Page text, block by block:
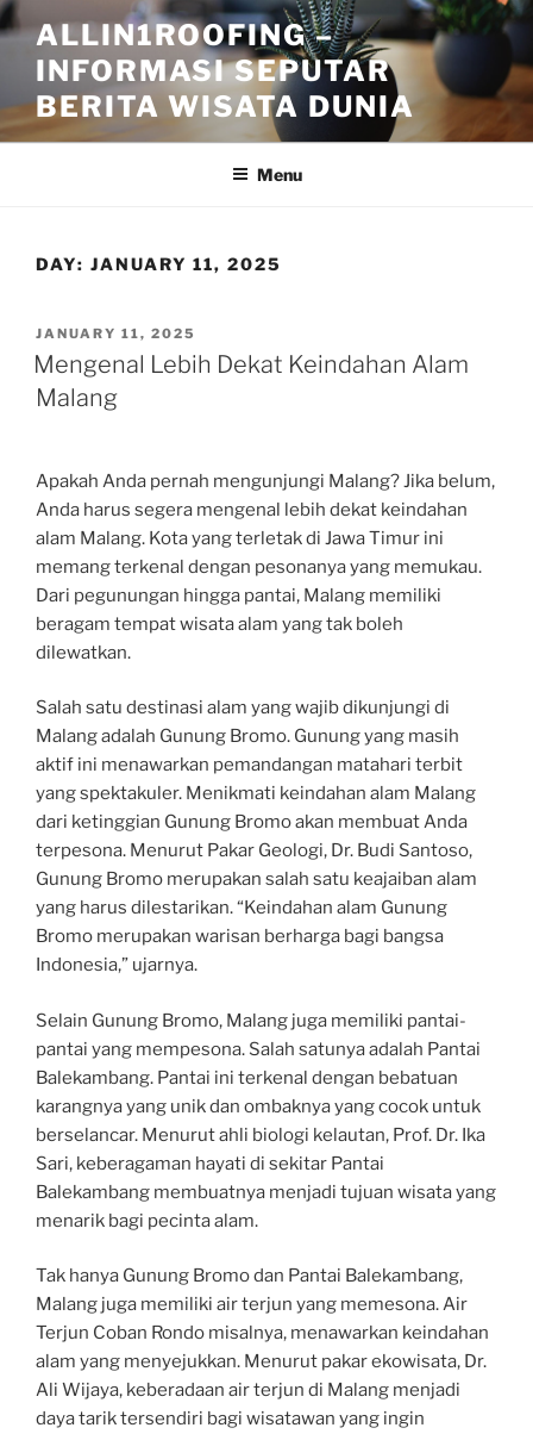
Skip
to
content
ALLIN1ROOFING –
INFORMASI SEPUTAR
BERITA WISATA DUNIA
Menu
DAY: JANUARY 11, 2025
POSTED
ON
JANUARY 11, 2025
Mengenal Lebih Dekat Keindahan Alam
Malang
Apakah Anda pernah mengunjungi Malang? Jika belum,
Anda harus segera mengenal lebih dekat keindahan
alam Malang. Kota yang terletak di Jawa Timur ini
memang terkenal dengan pesonanya yang memukau.
Dari pegunungan hingga pantai, Malang memiliki
beragam tempat wisata alam yang tak boleh
dilewatkan.
Salah satu destinasi alam yang wajib dikunjungi di
Malang adalah Gunung Bromo. Gunung yang masih
aktif ini menawarkan pemandangan matahari terbit
yang spektakuler. Menikmati keindahan alam Malang
dari ketinggian Gunung Bromo akan membuat Anda
terpesona. Menurut Pakar Geologi, Dr. Budi Santoso,
Gunung Bromo merupakan salah satu keajaiban alam
yang harus dilestarikan. “Keindahan alam Gunung
Bromo merupakan warisan berharga bagi bangsa
Indonesia,” ujarnya.
Selain Gunung Bromo, Malang juga memiliki pantai-
pantai yang mempesona. Salah satunya adalah Pantai
Balekambang. Pantai ini terkenal dengan bebatuan
karangnya yang unik dan ombaknya yang cocok untuk
berselancar. Menurut ahli biologi kelautan, Prof. Dr. Ika
Sari, keberagaman hayati di sekitar Pantai
Balekambang membuatnya menjadi tujuan wisata yang
menarik bagi pecinta alam.
Tak hanya Gunung Bromo dan Pantai Balekambang,
Malang juga memiliki air terjun yang memesona. Air
Terjun Coban Rondo misalnya, menawarkan keindahan
alam yang menyejukkan. Menurut pakar ekowisata, Dr.
Ali Wijaya, keberadaan air terjun di Malang menjadi
daya tarik tersendiri bagi wisatawan yang ingin